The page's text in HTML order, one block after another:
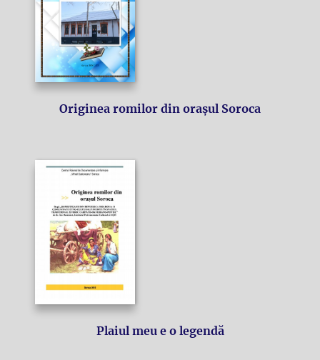
Originea romilor din orașul Soroca
Plaiul meu e o legendă